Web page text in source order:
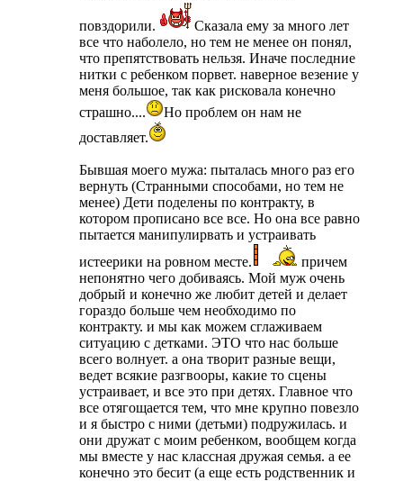
повздорили.
Сказала ему за много лет
все что наболело, но тем не менее он понял,
что препятствовать нельзя. Иначе последние
нитки с ребенком порвет. наверное везение у
меня большое, так как рисковала конечно
страшно....
Но проблем он нам не
доставляет.
Бывшая моего мужа: пыталась много раз его
вернуть (Странными способами, но тем не
менее) Дети поделены по контракту, в
котором прописано все все. Но она все равно
пытается манипулирвать и устраивать
истеерики на ровном месте.
причем
непонятно чего добиваясь. Мой муж очень
добрый и конечно же любит детей и делает
гораздо больше чем необходимо по
контракту. и мы как можем сглаживаем
ситуацию с детками. ЭТО что нас больше
всего волнует. а она творит разные вещи,
ведет всякие разгвооры, какие то сцены
устраивает, и все это при детях. Главное что
все отягощается тем, что мне крупно повезло
и я быстро с ними (детьми) подружилась. и
они дружат с моим ребенком, вообщем когда
мы вместе у нас классная дружая семья. а ее
конечно это бесит (а еще есть родственник и